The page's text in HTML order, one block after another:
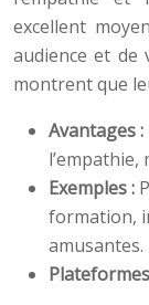
excellent
audience et de
montrent que
Avantages :
Exemples :
formation,
amusantes.